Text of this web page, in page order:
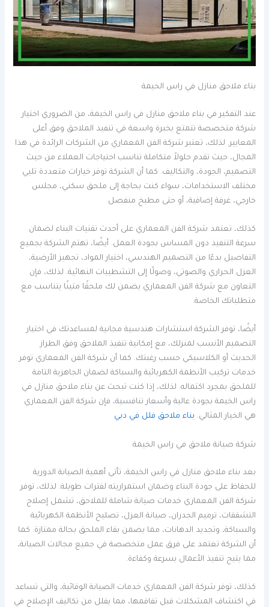
بناء ملاحق منازل في راس الخيمة
عند التفكير في بناء ملاحق منازل في راس الخيمة، من الضروري اختيار
شركة متخصصة تتمتع بخبرة واسعة في تنفيذ الملاحق وفق أعلى
المعايير. لذلك، تعتبر شركة الفن المعماري من الشركات الرائدة في هذا
المجال، حيث تقدم حلولاً متكاملة تناسب احتياجات العملاء من حيث
التصميم، الجودة، والتكاليف. كما أن الشركة توفر خيارات متعددة تلبي
مختلف الاستخدامات، سواء كنت بحاجة إلى ملحق سكني، مجلس
خارجي، غرفة إضافية، أو حتى مطبخ منفصل.
كذلك، تعتمد شركة الفن المعماري على أحدث تقنيات البناء لضمان
سرعة التنفيذ دون المساس بجودة العمل. أيضًا، تهتم الشركة بجميع
التفاصيل بدءًا من التصميم الهندسي، اختيار المواد، تجهيز الأرضية،
العزل الحراري والصوتي، وصولًا إلى التشطيبات النهائية. لذلك، فإن
التعاون مع شركة الفن المعماري يضمن لك ملحقًا متينًا يتناسب مع
متطلباتك الخاصة.
أيضًا، توفر الشركة استشارات هندسية مجانية لمساعدتك في اختيار
التصميم الأنسب لمنزلك، مع إمكانية تنفيذ الملاحق وفق الطراز
الحديث أو الكلاسيكي حسب رغبتك. كما أن شركة الفن المعماري توفر
خدمات تركيب الأنظمة الكهربائية والسباكة لضمان الجاهزية التامة
للملحق بمجرد اكتماله. لذلك، إذا كنت تبحث عن بناء ملاحق منازل في
راس الخيمة بجودة عالية وأسعار تنافسية، فإن شركة الفن المعماري
هي الخيار المثالي. بناء ملاحق فلل في دبي
شركة صيانة ملاحق في راس الخيمة
بعد بناء ملاحق منازل في راس الخيمة، تأتي أهمية الصيانة الدورية
للحفاظ على جودة البناء وضمان استمراريته لفترات طويلة. لذلك، توفر
شركة الفن المعماري خدمات صيانة شاملة للملاحق، تشمل إصلاح
التشققات، ترميم الجدران، صيانة العزل، تصليح الأنظمة الكهربائية
والسباكة، وتجديد الدهانات، مما يضمن بقاء الملحق بحالة ممتازة. كما
أن الشركة تعتمد على فرق عمل متخصصة في جميع مجالات الصيانة،
مما يتيح تنفيذ الأعمال بسرعة وكفاءة.
كذلك، توفر شركة الفن المعماري خدمات الصيانة الوقائية، والتي تساعد
في اكتشاف المشكلات قبل تفاقمها، مما يقلل من تكاليف الإصلاح في